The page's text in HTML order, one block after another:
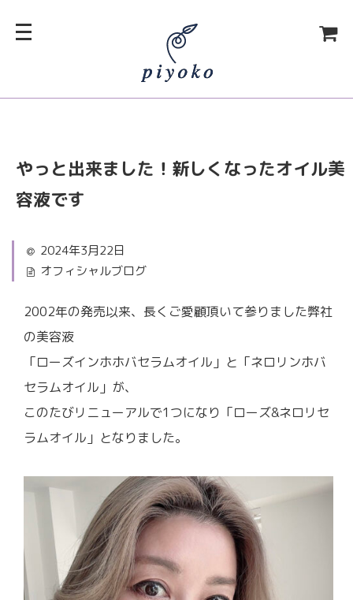
やっと出来ました！新しくなったオイル美
容液です
2024年3月22日
オフィシャルブログ
2002年の発売以来、長くご愛顧頂いて参りました弊社
の美容液
「ローズインホホバセラムオイル」と「ネロリンホバ
セラムオイル」が、
このたびリニューアルで1つになり「ローズ&ネロリセ
ラムオイル」となりました。